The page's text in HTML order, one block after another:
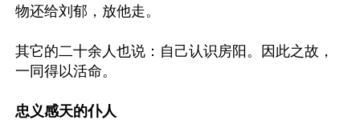
物还给刘郁，放他走。
其它的二十余人也说：自己认识房阳。因此之故，
一同得以活命。
忠义感天的仆人